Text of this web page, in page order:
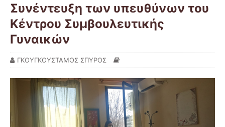
Συνέντευξη των υπευθύνων του
Κέντρου Συμβουλευτικής
Γυναικών
ΓΚΟΥΓΚΟΥΣΤΑΜΟΣ ΣΠΥΡΟΣ